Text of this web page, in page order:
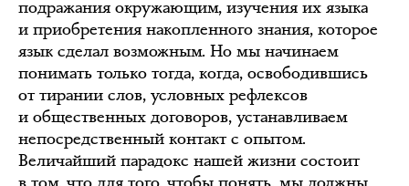
подражания окружающим, изучения их языка
и приобретения накопленного знания, которое
язык сделал возможным. Но мы начинаем
понимать только тогда, когда, освободившись
от тирании слов, условных рефлексов
и общественных договоров, устанавливаем
непосредственный контакт с опытом.
Величайший парадокс нашей жизни состоит